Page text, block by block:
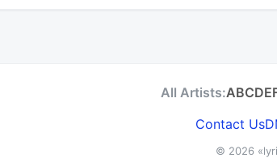
All Artists:ABCDE
Contact Us
© 2026